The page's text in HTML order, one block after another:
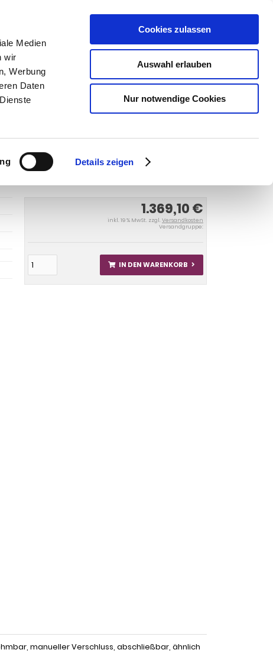
Medien
wir
Werbung
Daten
Details zeigen
Cookies zulassen
Auswahl erlauben
Nur notwendige Cookies
SUCHEN
Warenkorb 0 Artikel
Anhängerkupplung für Opel-
u. Kombi, Baureihe
1.369,10 €
inkl. 19 % MwSt. zzgl. Versandkosten
Versandgruppe:
IN DEN WARENKORB
manueller Verschluss, abschließbar, ähnlich